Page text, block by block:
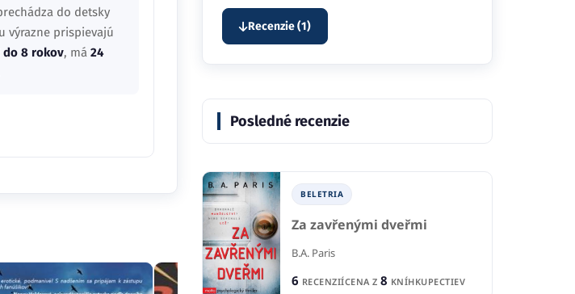
do detsky
výrazne prispievajú
do 8 rokov, má 24
Recenzie (1)
Posledné recenzie
BELETRIA
Za zavřenými dveřmi
B.A. Paris
6 RECENZIÍCENA Z 8 KNÍHKUPECTIEV